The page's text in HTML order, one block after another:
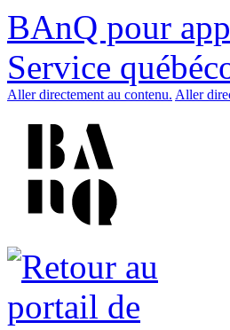
BAnQ pour
Service
Aller directement au contenu. Aller